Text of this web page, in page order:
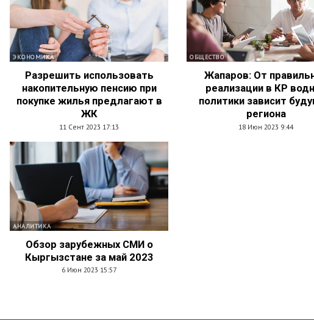
ЭКОНОМИКА
Разрешить использовать
накопительную пенсию при
покупке жилья предлагают в
ЖК
11 Сент 2023 17:13
ОБЩЕСТВО
Жапаров: От
реализации в КР
политики зависит
региона
18 Июн 2023 9:44
АНАЛИТИКА
Обзор зарубежных СМИ о
Кыргызстане за май 2023
6 Июн 2023 15:57